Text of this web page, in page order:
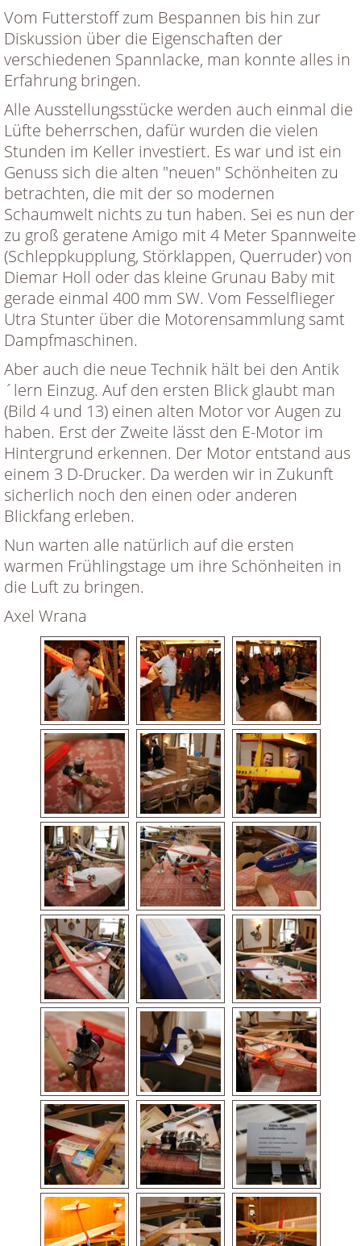
Vom Futterstoff zum Bespannen bis hin zur
Diskussion über die Eigenschaften der
verschiedenen Spannlacke, man konnte alles in
Erfahrung bringen.
Alle Ausstellungsstücke werden auch einmal die
Lüfte beherrschen, dafür wurden die vielen
Stunden im Keller investiert. Es war und ist ein
Genuss sich die alten "neuen" Schönheiten zu
betrachten, die mit der so modernen
Schaumwelt nichts zu tun haben. Sei es nun der
zu groß geratene Amigo mit 4 Meter Spannweite
(Schleppkupplung, Störklappen, Querruder) von
Diemar Holl oder das kleine Grunau Baby mit
gerade einmal 400 mm SW. Vom Fesselflieger
Utra Stunter über die Motorensammlung samt
Dampfmaschinen.
Aber auch die neue Technik hält bei den Antik
´lern Einzug. Auf den ersten Blick glaubt man
(Bild 4 und 13) einen alten Motor vor Augen zu
haben. Erst der Zweite lässt den E-Motor im
Hintergrund erkennen. Der Motor entstand aus
einem 3 D-Drucker. Da werden wir in Zukunft
sicherlich noch den einen oder anderen
Blickfang erleben.
Nun warten alle natürlich auf die ersten
warmen Frühlingstage um ihre Schönheiten in
die Luft zu bringen.
Axel Wrana